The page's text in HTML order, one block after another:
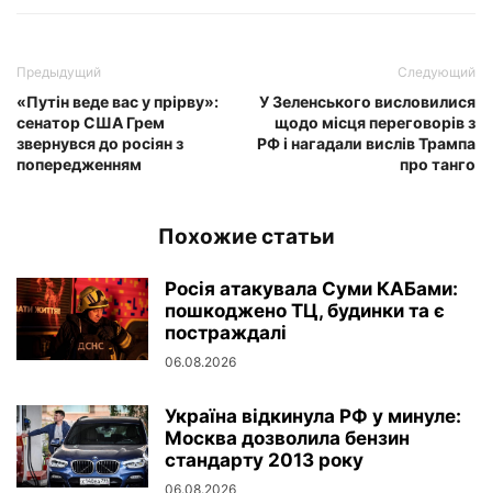
Предыдущий
«Путін веде вас у прірву»:
сенатор США Грем
звернувся до росіян з
попередженням
Следующий
У Зеленського висловилися
щодо місця переговорів з
РФ і нагадали вислів Трампа
про танго
Похожие статьи
Росія атакувала Суми КАБами:
пошкоджено ТЦ, будинки та є
постраждалі
06.08.2026
Україна відкинула РФ у минуле:
Москва дозволила бензин
стандарту 2013 року
06.08.2026